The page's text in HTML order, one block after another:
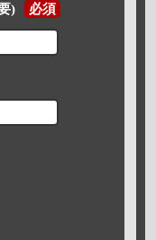
) 必須